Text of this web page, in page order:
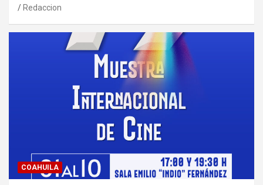
Redaccion
COAHUILA